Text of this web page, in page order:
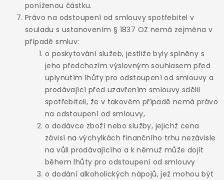
poníženou částku.
Právo na odstoupení od smlouvy spotřebitel v
souladu s ustanovením § 1837 OZ nemá zejména v
případě smluv:
o poskytování služeb, jestliže byly splněny s
jeho předchozím výslovným souhlasem před
uplynutím lhůty pro odstoupení od smlouvy a
prodávající před uzavřením smlouvy sdělil
spotřebiteli, že v takovém případě nemá právo
na odstoupení od smlouvy,
o dodávce zboží nebo služby, jejichž cena
závisí na výchylkách finančního trhu nezávisle
na vůli prodávajícího a k němuž může dojít
během lhůty pro odstoupení od smlouvy
o dodání alkoholických nápojů, jež mohou být